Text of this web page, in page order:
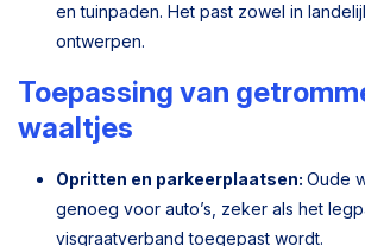
en tuinpaden. Het past zowel in
ontwerpen.
Toepassing van
waaltjes
Opritten en parkeerplaatsen: Oude
genoeg voor auto’s, zeker als het
visgraatverband toegepast wordt.